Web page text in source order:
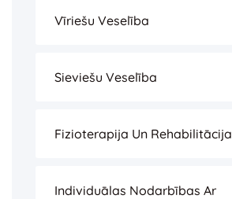
Vīriešu Veselība
Sieviešu Veselība
Fizioterapija Un Rehabilitācija
Individuālas Nodarbības Ar